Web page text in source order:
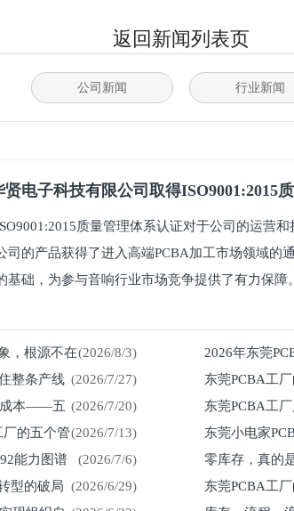
返回新闻列表页
公司新闻 行业新闻
电子科技有限公司取得ISO9001:2015
质量管理体系认证对于公司的运营和
司的产品获得了进入高端PCBA加工市场领域的
基础，为参与音响行业市场竞争提供了有力保障
(2026/8/3)
，根源不在
2026年东莞
留在车间
(2026/7/27)
整条产线
东莞PCBA工
然来
(2026/7/20)
成本——五
东莞PCBA工
(2026/7/13)
的五个管
东莞小电家
紧？
(2026/7/6)
能力图谱
零库存，真的
(2026/6/29)
型的破局
东莞PCBA工